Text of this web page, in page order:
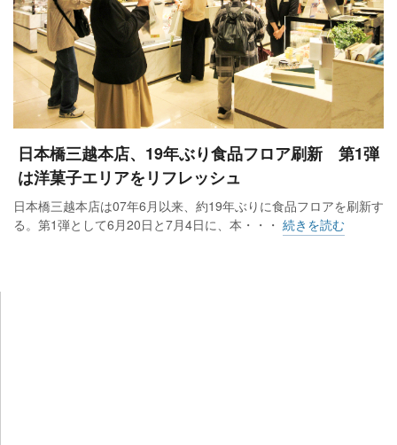
日本橋三越本店、19年ぶり食品フロア刷新 第1弾
は洋菓子エリアをリフレッシュ
日本橋三越本店は07年6月以来、約19年ぶりに食品フロアを刷新す
る。第1弾として6月20日と7月4日に、本・・・ 続きを読む